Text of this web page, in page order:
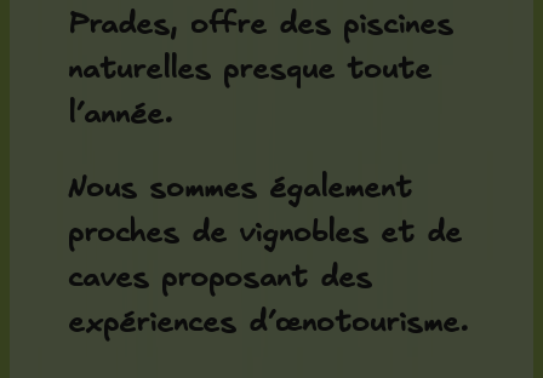
Prades, offre des piscines
naturelles presque toute
l’année.
Nous sommes également
proches de vignobles et de
caves proposant des
expériences d’œnotourisme.